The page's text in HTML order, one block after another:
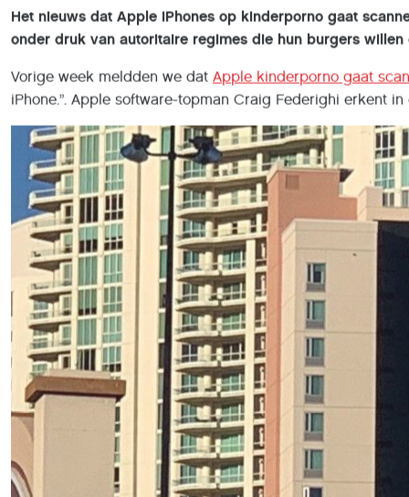
Het nieuws dat Apple iPhones op kinderporno gaat
onder druk van autoritaire regimes die hun burgers
Vorige week meldden we dat Apple kinderporno gaat
iPhone.”. Apple software-topman Craig Federighi erkent